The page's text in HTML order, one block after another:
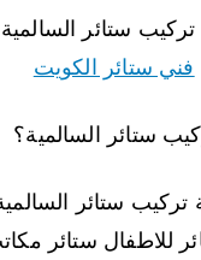
ستائر
فني ستائر الكويت
ستائر السالمية؟
ستائر السالمية
للاطفال ستائر